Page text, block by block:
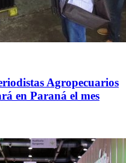
Agropecuarios
en Paraná el mes